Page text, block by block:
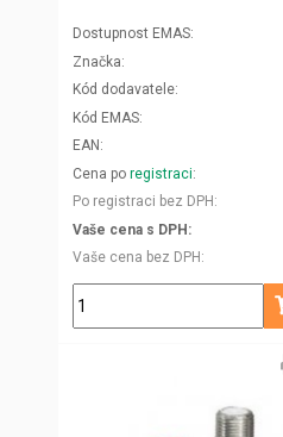
Dostupnost EMAS
Značka
Kód dodavatele
Kód EMAS
EAN
Cena po registraci
Po registraci bez DPH
Vaše cena s DPH
Vaše cena bez DPH